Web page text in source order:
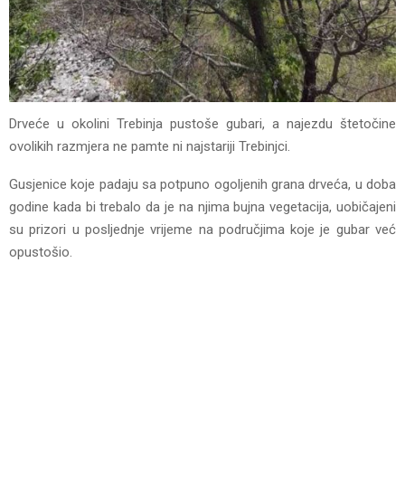
Drveće u okolini Trebinja pustoše gubari, a najezdu štetočine
ovolikih razmjera ne pamte ni najstariji Trebinjci.
Gusjenice koje padaju sa potpuno ogoljenih grana drveća, u doba
godine kada bi trebalo da je na njima bujna vegetacija, uobičajeni
su prizori u posljednje vrijeme na područjima koje je gubar već
opustošio.